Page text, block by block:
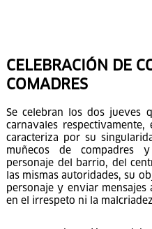
CELEBRACIÓN DE
COMADRES
Se celebran los dos jueves
carnavales
caracteriza por su
muñecos de compadres
personaje del barrio, del
las mismas autoridades, su
personaje y enviar mensajes